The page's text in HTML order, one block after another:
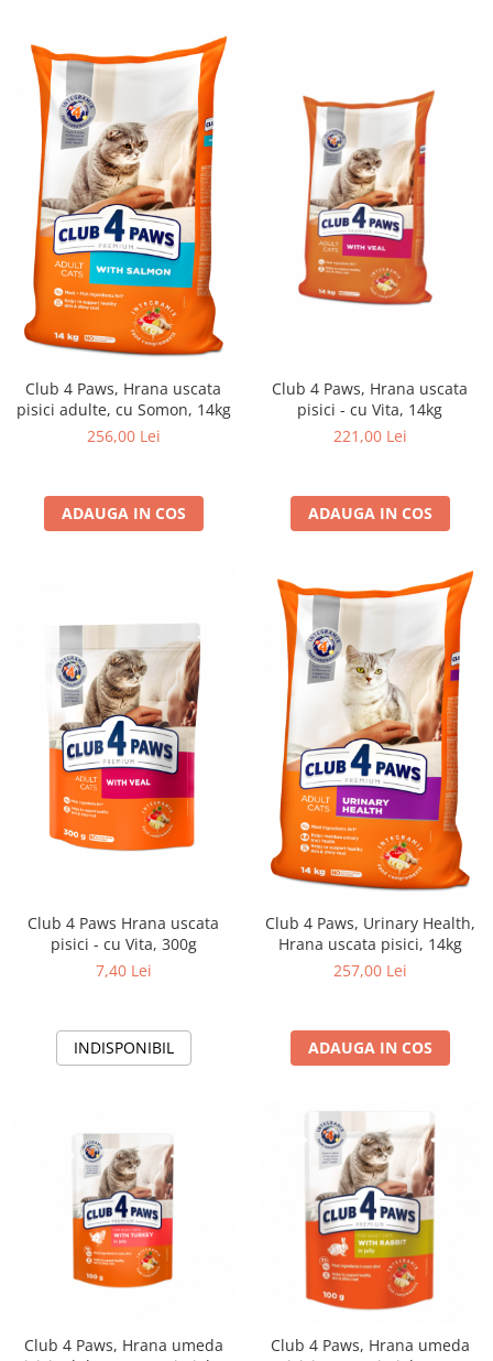
Club 4 Paws, Hrana uscata
pisici adulte, cu Somon, 14kg
256,00 Lei
ADAUGA IN COS
Club 4 Paws, Hrana uscata
pisici - cu Vita, 14kg
221,00 Lei
ADAUGA IN COS
Club 4 Paws Hrana uscata
pisici - cu Vita, 300g
7,40 Lei
INDISPONIBIL
Club 4 Paws, Urinary Health,
Hrana uscata pisici, 14kg
257,00 Lei
ADAUGA IN COS
Club 4 Paws, Hrana umeda
Club 4 Paws, Hrana umeda